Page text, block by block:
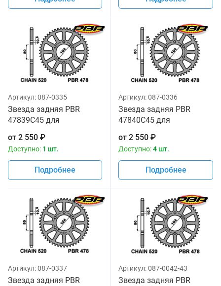
Артикул:087-0335
Звезда задняя PBR
47839C45 для
от 2 550 ₽
Доступно: 1 шт.
Подробнее
Артикул:087-0336
Звезда задняя PBR
47840C45 для
от 2 550 ₽
Доступно:4 шт.
Подробнее
Артикул:087-0337
Звезда задняя PBR
Артикул:087-0042-43
Звезда задняя PBR